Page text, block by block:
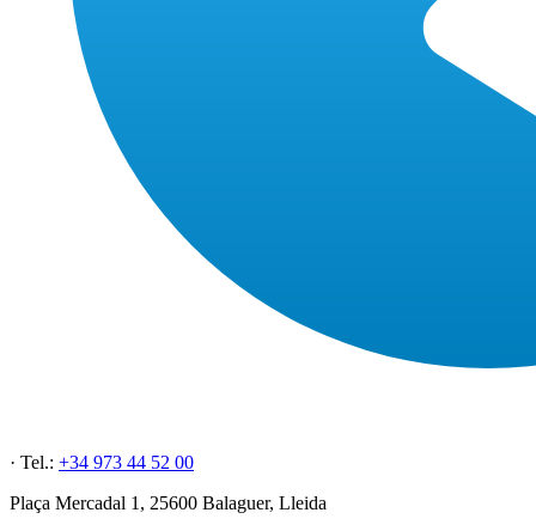
· Tel.: +34 973 44 52 00
Plaça Mercadal 1, 25600 Balaguer, Lleida